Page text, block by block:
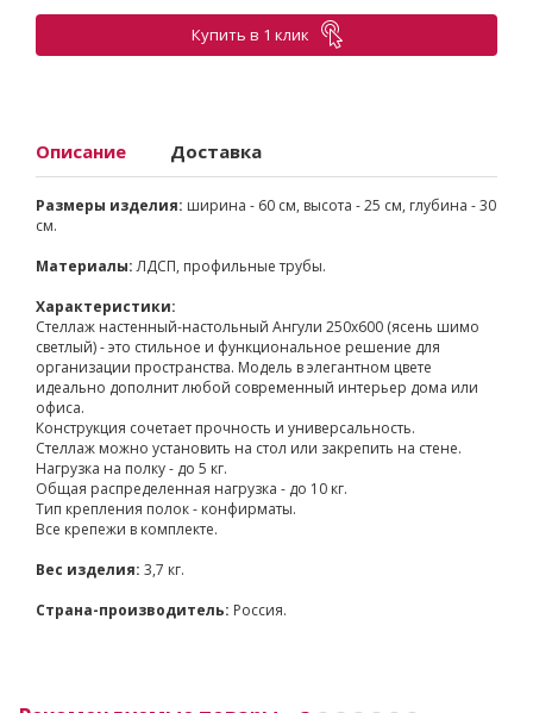
Купить в 1 клик
Описание Доставка
Размеры изделия: ширина - 60 см, высота - 25 см, глубина - 30
см.
Материалы:ЛДСП, профильные трубы.
Характеристики:
Стеллаж настенный-настольный Ангули 250х600 (ясень шимо
светлый) - это стильное и функциональное решение для
организации пространства. Модель в элегантном цвете
идеально дополнит любой современный интерьер дома или
офиса.
Конструкция сочетает прочность и универсальность.
Стеллаж можно установить на стол или закрепить на стене.
Нагрузка на полку - до 5 кг.
Общая распределенная нагрузка - до 10 кг.
Тип крепления полок - конфирматы.
Все крепежи в комплекте.
Вес изделия: 3,7 кг.
Страна-производитель: Россия.